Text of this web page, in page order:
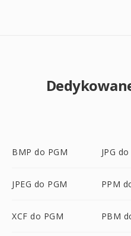
BMP do PGM JPG
JPEG do PGM PPM
XCF do PGM PBM